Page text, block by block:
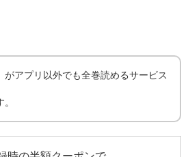
がアプリ以外でも全巻読めるサービス